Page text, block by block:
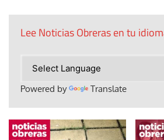
Lee Noticias Obreras en tu
Powered by Translate